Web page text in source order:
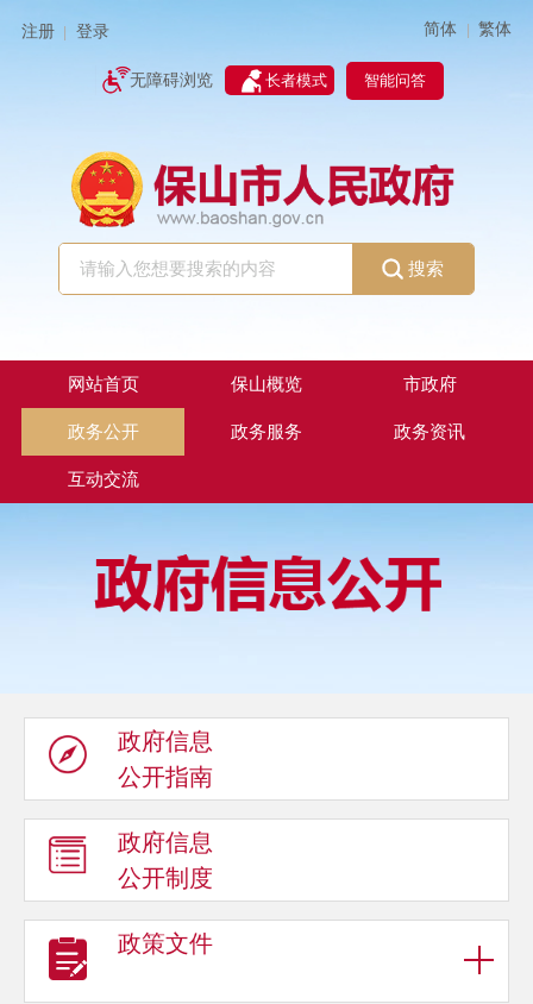
注册 登录 简体 | 繁体
无障碍浏览 长者模式 智能问答
搜索
网站首页 保山概览 市政府
政务公开 政务服务 政务资讯
互动交流
政府信息
公开指南
政府信息
公开制度
政策文件